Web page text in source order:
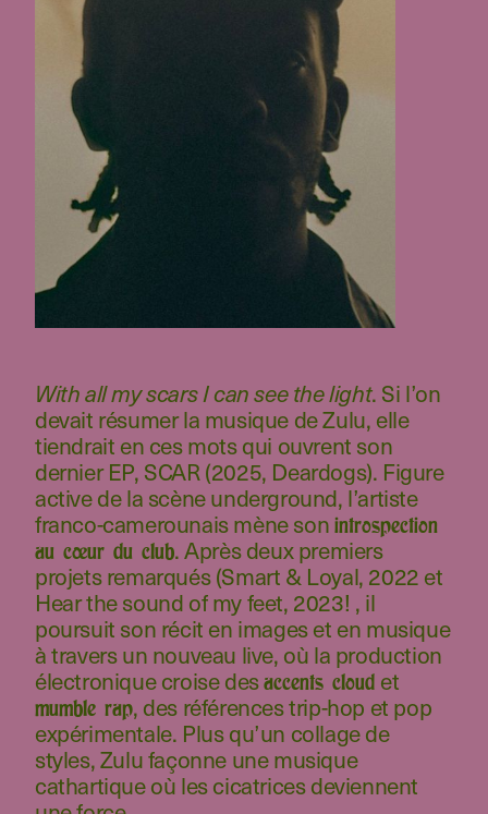
With all my scars I can see the light. Si l’on
devait résumer la musique de Zulu, elle
tiendrait en ces mots qui ouvrent son
dernier EP, SCAR (2025, Deardogs). Figure
active de la scène underground, l’artiste
franco-camerounais mène son introspection
au cœur du club. Après deux premiers
projets remarqués (Smart & Loyal, 2022 et
Hear the sound of my feet, 2023! , il
poursuit son récit en images et en musique
à travers un nouveau live, où la production
électronique croise desaccents cloud et
mumble rap, des références trip-hop et pop
expérimentale. Plus qu’un collage de
styles, Zulu façonne une musique
cathartique où les cicatrices deviennent